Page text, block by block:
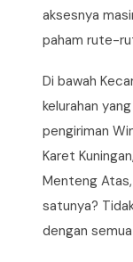
aksesnya
paham rute-
Di bawah
kelurahan
pengiriman
Karet
Menteng Atas,
satunya?
dengan